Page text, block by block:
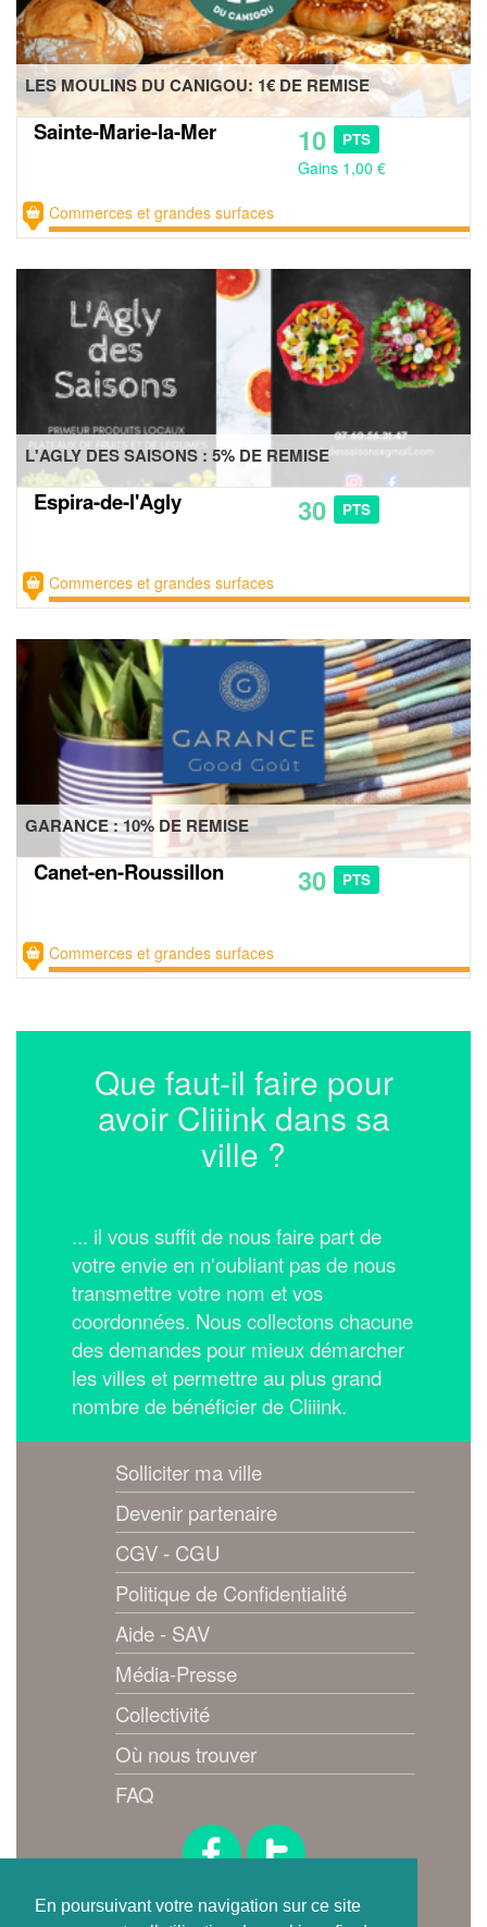
En poursuivant votre navigation sur ce site
LES MOULINS DU CANIGOU: 1€ DE REMISE
Sainte-Marie-la-Mer 10 PTS
Gains 1,00 €
Commerces et grandes surfaces
L'AGLY DES SAISONS : 5% DE REMISE
Espira-de-l'Agly 30 PTS
Commerces et grandes surfaces
GARANCE : 10% DE REMISE
Canet-en-Roussillon 30 PTS
Commerces et grandes surfaces
Que faut-il faire pour
avoir Cliiink dans sa
ville ?
... il vous suffit de nous faire part de
votre envie en n'oubliant pas de nous
transmettre votre nom et vos
coordonnées. Nous collectons chacune
des demandes pour mieux démarcher
les villes et permettre au plus grand
nombre de bénéficier de Cliiink.
Solliciter ma ville
Devenir partenaire
CGV - CGU
Politique de Confidentialité
Aide - SAV
Média-Presse
Collectivité
Où nous trouver
FAQ
Suivez-nous !